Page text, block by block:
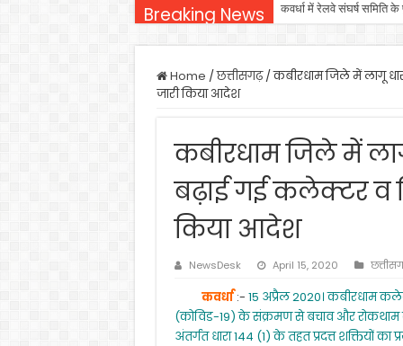
Breaking News कवर्धा में रेलवे संघर्ष समिति
Home /छत्तीसगढ़ /कबीरधाम जिले में लागू
जारी किया आदेश
कबीरधाम जिले में
बढ़ाई गई कलेक्टर व
किया आदेश
NewsDesk April 15, 2020
कवर्धा:- 15 अप्रैल 2020। कबीरधाम
(कोविड-19) के संक्रमण से बचाव और रोकथाम के
अंतर्गत धारा 144 (1) के तहत प्रदत्त शक्तियों